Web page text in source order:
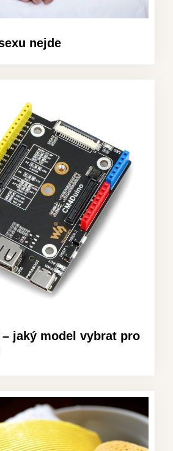
nejde
jaký model vybrat pro